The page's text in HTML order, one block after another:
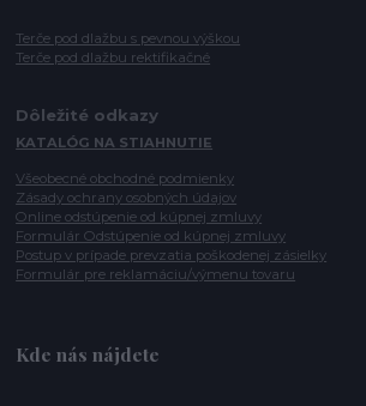
Terče pod dlažbu s pevnou výškou
Terče pod dlažbu rektifikačné
Dôležité odkazy
KATALÓG NA STIAHNUTIE
Všeobecné obchodné podmienky
Zásady ochrany osobných údajov
Online odstúpenie od kúpnej zmluvy
Formulár Odstúpenie od kúpnej zmluvy
Postup v prípade prevzatia poškodenej zásielky
Formulár pre reklamáciu/výmenu tovaru
Kde nás nájdete